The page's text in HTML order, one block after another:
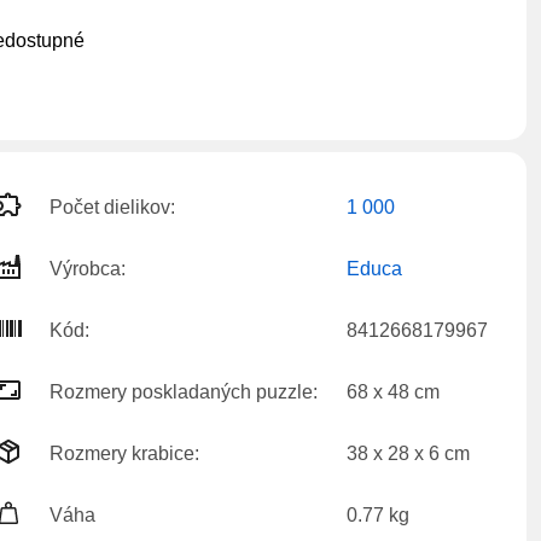
Počet dielikov: 1 000
Výrobca: Educa
Kód: 8412668179967
Rozmery poskladaných puzzle: 68 x 48 cm
Rozmery krabice: 38 x 28 x 6 cm
Váha 0.77 kg